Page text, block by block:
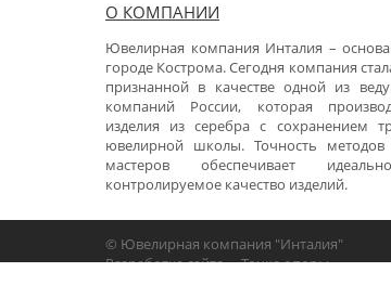
О КОМПАНИИ
Ювелирная компания Инталия –
городе Кострома. Сегодня компания
признанной в качестве одной из
компаний России, которая
изделия из серебра с сохранением
ювелирной школы. Точность методов
мастеров обеспечивает
контролируемое качество изделий.
© Ювелирная компания "Инталия"
Разработка сайта -«Точка опоры»